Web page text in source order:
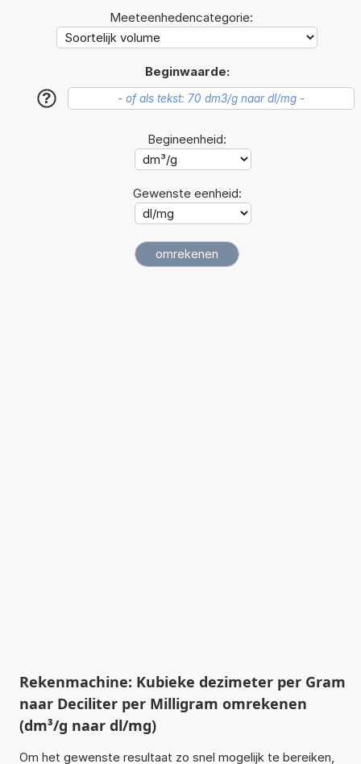
Meeteenhedencategorie:
Beginwaarde:
?
Begineenheid:
Gewenste eenheid:
Rekenmachine: Kubieke dezimeter per Gram
naar Deciliter per Milligram omrekenen
(dm³/g naar dl/mg)
Om het gewenste resultaat zo snel mogelijk te bereiken,